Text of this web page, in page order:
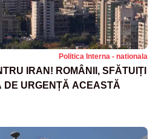
Politica Interna - nationala
IRAN! ROMÂNII, SFĂTUIȚI
URGENȚĂ ACEASTĂ